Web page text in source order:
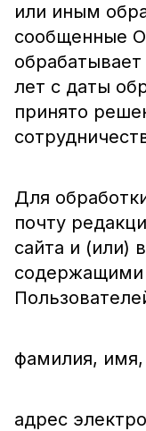
или иным
сообщенные
лет с даты
принято
Для
почту
сайта и (или)
содержащими
фамилия, имя,
адрес